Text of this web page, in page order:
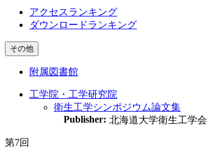
アクセスランキング
ダウンロードランキング
その他
附属図書館
工学院・工学研究院
衛生工学シンポジウム論文集
Publisher: 北海道大学衛生工学会
第7回